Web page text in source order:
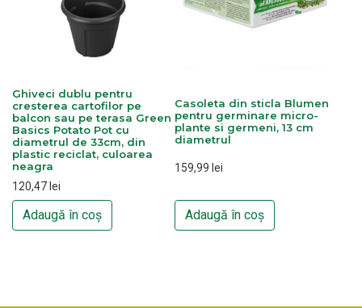
Ghiveci dublu pentru
cresterea cartofilor pe
balcon sau pe terasa Green
Basics Potato Pot cu
diametrul de 33cm, din
plastic reciclat, culoarea
neagra
120,47 lei
Adaugă în coș
Casoleta din sticla Blumen
pentru germinare micro-
plante si germeni, 13 cm
diametrul
159,99 lei
Adaugă în coș